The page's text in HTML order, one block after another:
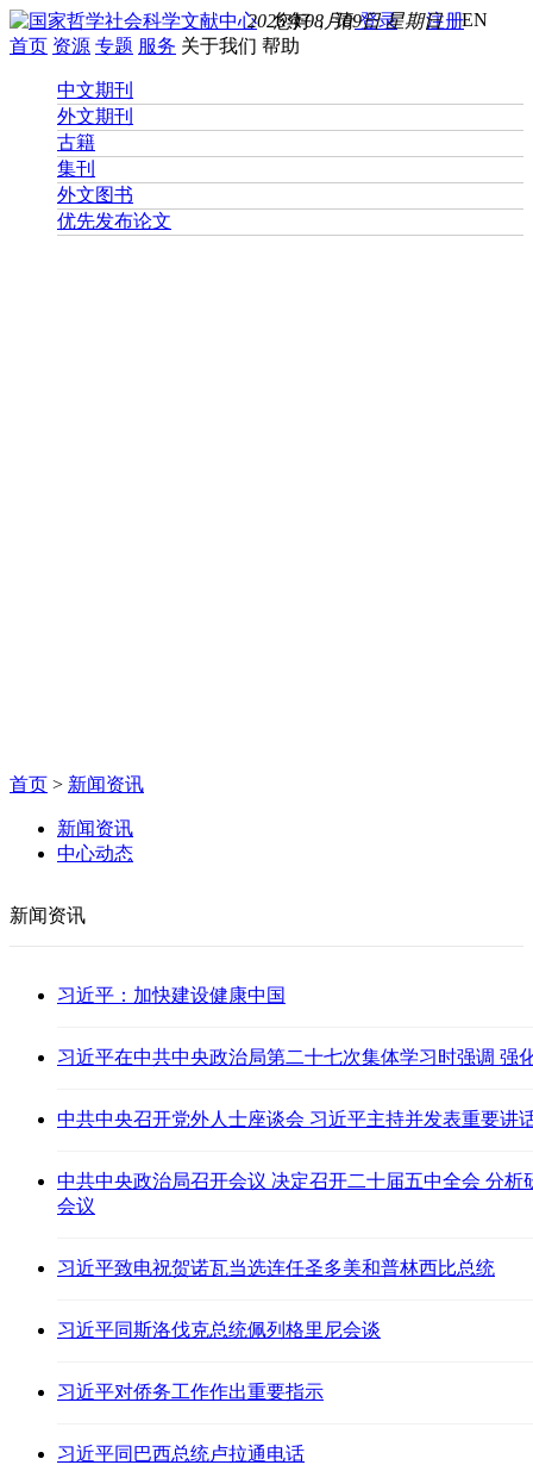
您好， 请登录 注册EN
2026年08月09日 星期日
首页 资源 专题 服务 关于我们 帮助
中文期刊
外文期刊
古籍
集刊
外文图书
优先发布论文
首页 > 新闻资讯
新闻资讯
中心动态
新闻资讯
习近平：加快建设健康中国
习近平在中共中央政治局第二十七次集体学习时强调
中共中央召开党外人士座谈会 习近平主持并发表重要讲
中共中央政治局召开会议 决定召开二十届五中全会 分
会议
习近平致电祝贺诺瓦当选连任圣多美和普林西比总统
习近平同斯洛伐克总统佩列格里尼会谈
习近平对侨务工作作出重要指示
习近平同巴西总统卢拉通电话